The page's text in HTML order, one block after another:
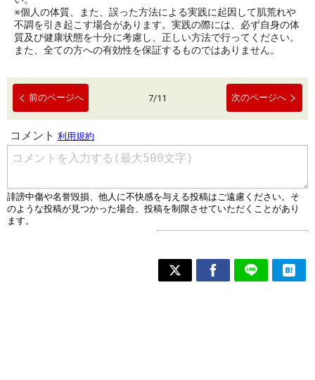
※個人の体質、また、誤った方法による実践に起因して肌荒れや
不調を引き起こす場合があります。実践の際には、必ず自身の体
質及び健康状態を十分に考慮し、正しい方法で行ってください。
また、全ての方への有効性を保証するものではありません。
前のページへ 7/11 次のページへ